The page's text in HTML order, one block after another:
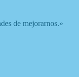
de mejorarnos.»